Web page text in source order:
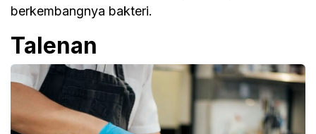
berkembangnya bakteri.
Talenan